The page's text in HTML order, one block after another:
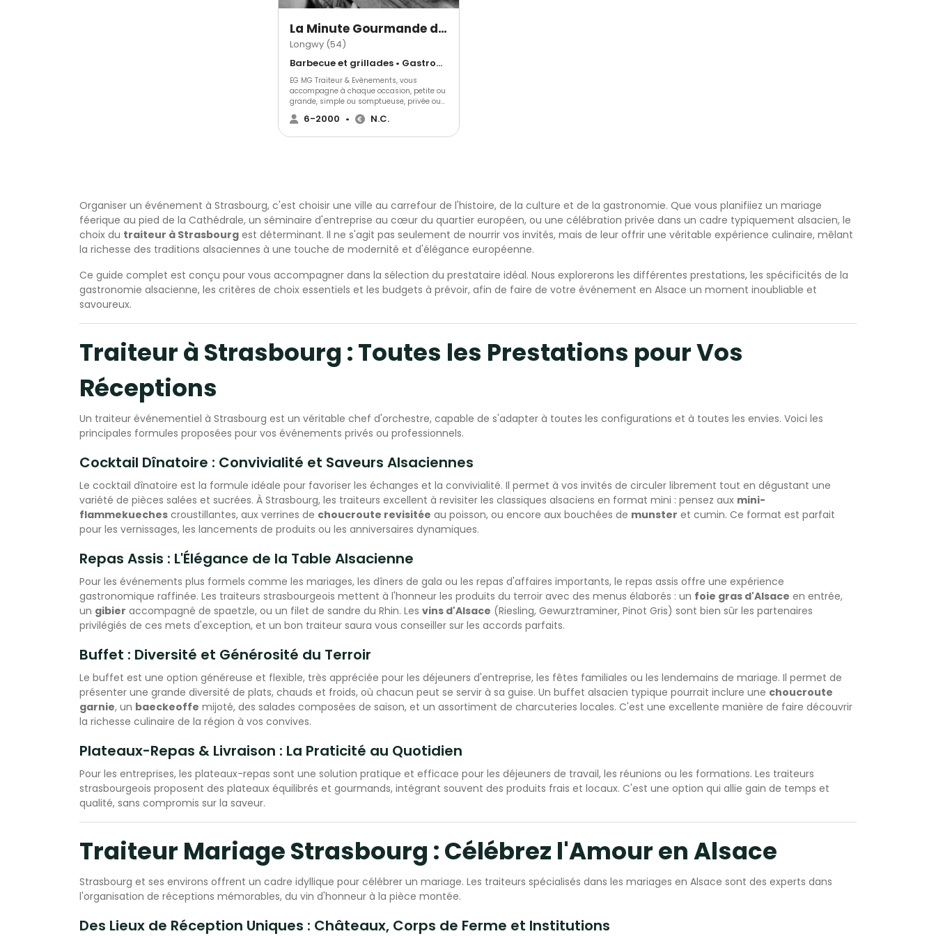
La Minute Gourmande de Ludo
Longwy (54)
Barbecue et grillades • Gastronomique • Cuisine régionale
EG MG Traiteur & Evènements, vous
accompagne à chaque occasion, petite ou
grande, simple ou somptueuse, privée ou
professionnelle. Ludovic Weber et ses
équipes sauront répondre à vos attentes,
Dans le cadre de réceptions, nos
responsables de réceptions sauront vous
guider dans vos choix, vous ferons
découvrir notre savoir faire, vous recevrons
dans notre show room, et autant de
créations originales et savoureuses que
propose EG MG Traiteur. L'équipe réalise
également des mises en scènes
travaillés ensemble, aussi bien autour des
de la table et du cocktail. "L'ART DES
RECEPTIONS REUSSIES DEPUIS 1995"
6-2000 • N.C.
Organiser un événement à Strasbourg, c'est choisir une ville au carrefour de l'histoire, de la culture et de la gastronomie. Que vous planifiiez un mariage
féerique au pied de la Cathédrale, un séminaire d'entreprise au cœur du quartier européen, ou une célébration privée dans un cadre typiquement alsacien, le
choix du traiteur à Strasbourg est déterminant. Il ne s'agit pas seulement de nourrir vos invités, mais de leur offrir une véritable expérience culinaire, mêlant
la richesse des traditions alsaciennes à une touche de modernité et d'élégance européenne.
Ce guide complet est conçu pour vous accompagner dans la sélection du prestataire idéal. Nous explorerons les différentes prestations, les spécificités de la
gastronomie alsacienne, les critères de choix essentiels et les budgets à prévoir, afin de faire de votre événement en Alsace un moment inoubliable et
savoureux.
Traiteur à Strasbourg : Toutes les Prestations pour Vos
Réceptions
Un traiteur événementiel à Strasbourg est un véritable chef d'orchestre, capable de s'adapter à toutes les configurations et à toutes les envies. Voici les
principales formules proposées pour vos événements privés ou professionnels.
Cocktail Dînatoire : Convivialité et Saveurs Alsaciennes
Le cocktail dînatoire est la formule idéale pour favoriser les échanges et la convivialité. Il permet à vos invités de circuler librement tout en dégustant une
variété de pièces salées et sucrées. À Strasbourg, les traiteurs excellent à revisiter les classiques alsaciens en format mini : pensez aux mini-
flammekueches croustillantes, aux verrines de choucroute revisitée au poisson, ou encore aux bouchées de munster et cumin. Ce format est parfait
pour les vernissages, les lancements de produits ou les anniversaires dynamiques.
Repas Assis : L'Élégance de la Table Alsacienne
Pour les événements plus formels comme les mariages, les dîners de gala ou les repas d'affaires importants, le repas assis offre une expérience
gastronomique raffinée. Les traiteurs strasbourgeois mettent à l'honneur les produits du terroir avec des menus élaborés : un foie gras d'Alsace en entrée,
un gibier accompagné de spaetzle, ou un filet de sandre du Rhin. Les vins d'Alsace (Riesling, Gewurztraminer, Pinot Gris) sont bien sûr les partenaires
privilégiés de ces mets d'exception, et un bon traiteur saura vous conseiller sur les accords parfaits.
Buffet : Diversité et Générosité du Terroir
Le buffet est une option généreuse et flexible, très appréciée pour les déjeuners d'entreprise, les fêtes familiales ou les lendemains de mariage. Il permet de
présenter une grande diversité de plats, chauds et froids, où chacun peut se servir à sa guise. Un buffet alsacien typique pourrait inclure une choucroute
garnie, un baeckeoffe mijoté, des salades composées de saison, et un assortiment de charcuteries locales. C'est une excellente manière de faire découvrir
la richesse culinaire de la région à vos convives.
Plateaux-Repas & Livraison : La Praticité au Quotidien
Pour les entreprises, les plateaux-repas sont une solution pratique et efficace pour les déjeuners de travail, les réunions ou les formations. Les traiteurs
strasbourgeois proposent des plateaux équilibrés et gourmands, intégrant souvent des produits frais et locaux. C'est une option qui allie gain de temps et
qualité, sans compromis sur la saveur.
Traiteur Mariage Strasbourg : Célébrez l'Amour en Alsace
Strasbourg et ses environs offrent un cadre idyllique pour célébrer un mariage. Les traiteurs spécialisés dans les mariages en Alsace sont des experts dans
l'organisation de réceptions mémorables, du vin d'honneur à la pièce montée.
Des Lieux de Réception Uniques : Châteaux, Corps de Ferme et Institutions